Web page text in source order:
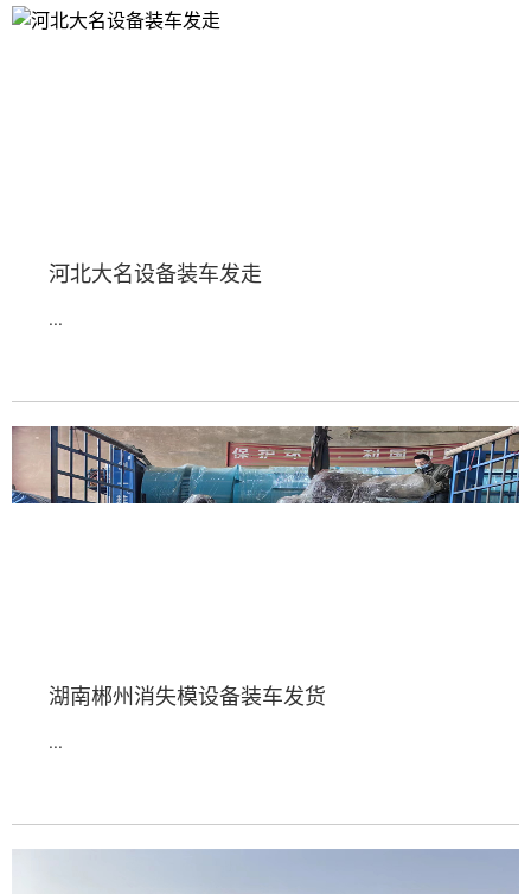
河北大名设备装车发走
...
湖南郴州消失模设备装车发货
...